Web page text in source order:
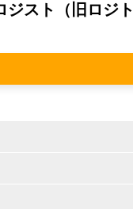
ジスト（旧ロジト